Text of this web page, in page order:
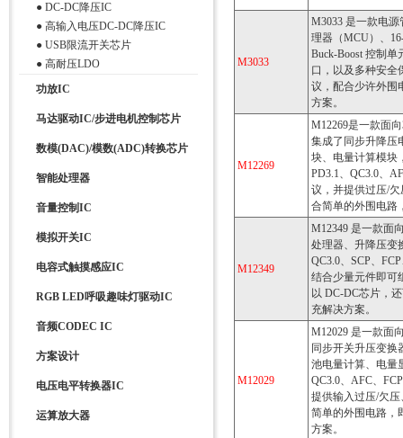
● DC-DC降压IC
● 高输入电压DC-DC降压IC
● USB限流开关芯片
● 高耐压LDO
功放IC
马达驱动IC/步进电机控制芯片
数模(DAC)/模数(ADC)转换芯片
智能处理器
音量控制IC
模拟开关IC
电容式触摸感应IC
RGB LED呼吸趣味灯驱动IC
音频CODEC IC
方案设计
电压电平转换器IC
运算放大器
M3033
M3033 是一款电
理器（MCU）、
Buck-Boost 控制
口，以及多种安全
议，配合少许外围
方案。
M12269
M12269是一款面
集成了同步升降压
块、电量计算模块
PD3.1、QC3.0、
议，并提供过压/
合简单的外围电路
M12349
M12349 是一款面
处理器、升降压变
QC3.0、SCP、
结合少量元件即可
以 DC-DC芯片，
充解决方案。
M12029
M12029 是一款面
同步开关升压变换
池电量计算、电量
QC3.0、AFC、
提供输入过压/欠
简单的外围电路，
方案。